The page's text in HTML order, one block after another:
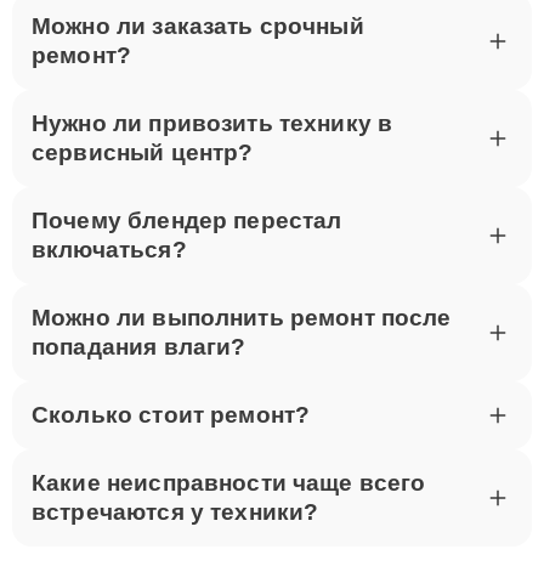
Можно ли заказать срочный
ремонт?
Нужно ли привозить технику в
сервисный центр?
Почему блендер перестал
включаться?
Можно ли выполнить ремонт после
попадания влаги?
Сколько стоит ремонт?
Какие неисправности чаще всего
встречаются у техники?